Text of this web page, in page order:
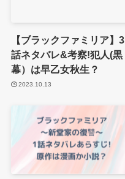
【ブラックファミリア】3
話ネタバレ&考察!犯人(黒
幕）は早乙女秋生？
2023.10.13